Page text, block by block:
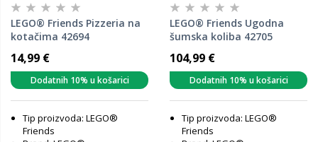
LEGO® Friends Pizzeria na
kotačima 42694
14,99 €
Dodatnih 10% u košarici
Tip proizvoda: LEGO®
Friends
LEGO® Friends Ugodna
šumska koliba 42705
104,99 €
Dodatnih 10% u košarici
Tip proizvoda: LEGO®
Friends